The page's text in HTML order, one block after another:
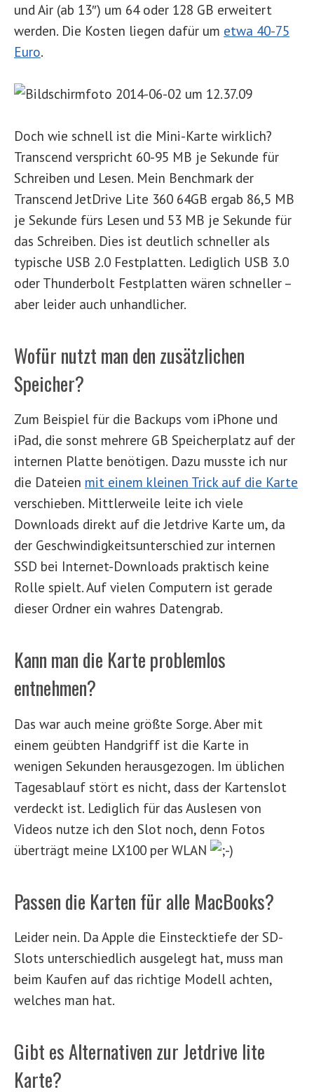
und Air (ab 13″) um 64 oder 128 GB erweitert
werden. Die Kosten liegen dafür um etwa 40-75
Euro.
Doch wie schnell ist die Mini-Karte wirklich?
Transcend verspricht 60-95 MB je Sekunde für
Schreiben und Lesen. Mein Benchmark der
Transcend JetDrive Lite 360 64GB ergab 86,5 MB
je Sekunde fürs Lesen und 53 MB je Sekunde für
das Schreiben. Dies ist deutlich schneller als
typische USB 2.0 Festplatten. Lediglich USB 3.0
oder Thunderbolt Festplatten wären schneller –
aber leider auch unhandlicher.
Wofür nutzt man den zusätzlichen
Speicher?
Zum Beispiel für die Backups vom iPhone und
iPad, die sonst mehrere GB Speicherplatz auf der
internen Platte benötigen. Dazu musste ich nur
die Dateien mit einem kleinen Trick auf die Karte
verschieben. Mittlerweile leite ich viele
Downloads direkt auf die Jetdrive Karte um, da
der Geschwindigkeitsunterschied zur internen
SSD bei Internet-Downloads praktisch keine
Rolle spielt. Auf vielen Computern ist gerade
dieser Ordner ein wahres Datengrab.
Kann man die Karte problemlos
entnehmen?
Das war auch meine größte Sorge. Aber mit
einem geübten Handgriff ist die Karte in
wenigen Sekunden herausgezogen. Im üblichen
Tagesablauf stört es nicht, dass der Kartenslot
verdeckt ist. Lediglich für das Auslesen von
Videos nutze ich den Slot noch, denn Fotos
überträgt meine LX100 per WLAN
Passen die Karten für alle MacBooks?
Leider nein. Da Apple die Einstecktiefe der SD-
Slots unterschiedlich ausgelegt hat, muss man
beim Kaufen auf das richtige Modell achten,
welches man hat.
Gibt es Alternativen zur Jetdrive lite
Karte?